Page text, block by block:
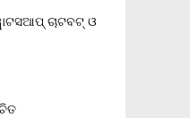
ଚାଟବଟ୍ ଓ